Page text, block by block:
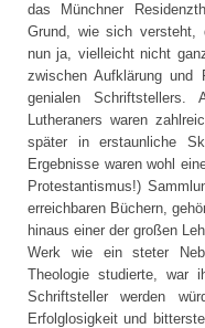
das Münchner
Grund, wie sich versteht,
nun ja, vielleicht nicht
zwischen Aufklärung und
genialen Schriftstellers.
Lutheraners waren
später in erstaunliche
Ergebnisse waren wohl
Protestantismus!)
erreichbaren Büchern,
hinaus einer der großen
Werk wie ein steter
Theologie studierte, war
Schriftsteller werden
Erfolglosigkeit und